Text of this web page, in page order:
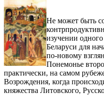
Не может быть
изучении
Беларуси для
по-новому
Понемонье
практически, на самом
Возрождения, когда
княжества Литовского,